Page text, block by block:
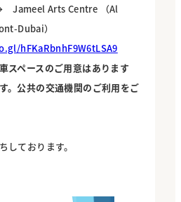
Jameel Arts Centre （Al
Dubai）
hFKaRbnhF9W6tLSA9
スペースのご用意はあります
。公共の交通機関のご利用をご
しております。